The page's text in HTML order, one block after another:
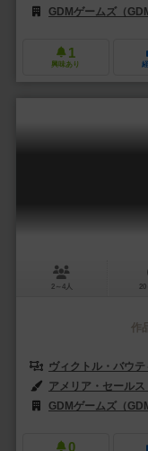
GDMゲームズ（
1
興味あり
2～4人 20
作
ヴィクトル・バウ
アメリア・セール
GDMゲームズ（
0